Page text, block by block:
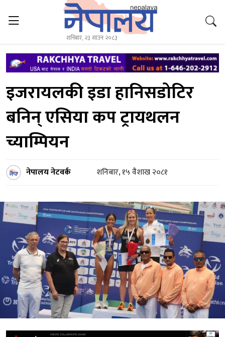
शनिबार, २३ साउन २०८३
इजरायलकी इडा हानिसडोटिर
बनिन् एसिया कप ट्रायथलन
च्याम्पियन
नेपालय नेटवर्क शनिबार, १५ वैशाख २०८१